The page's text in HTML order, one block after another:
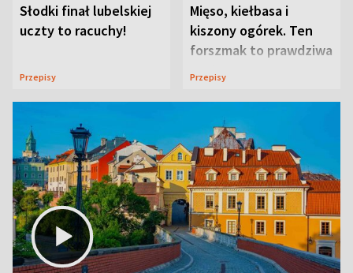
Słodki finał lubelskiej
uczty to racuchy!
Przepisy
Mięso, kiełbasa i
kiszony ogórek. Ten
forszmak to prawdziwa
uczta
Przepisy